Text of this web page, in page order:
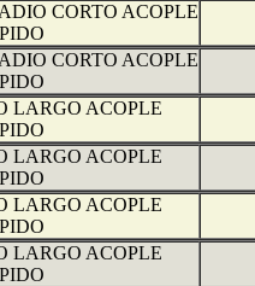
CORTO ACOPLE
CORTO ACOPLE
LARGO ACOPLE
LARGO ACOPLE
LARGO ACOPLE
LARGO ACOPLE